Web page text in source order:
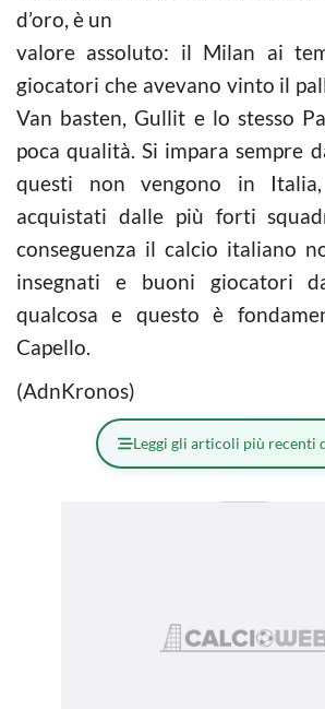
d’oro, è un
valore assoluto: il Milan ai
giocatori che avevano vinto il
Van basten, Gullit e lo stesso
poca qualità. Si impara sempre
questi non vengono in
acquistati dalle più forti
conseguenza il calcio italiano
insegnati e buoni giocatori
qualcosa e questo è
Capello.
(AdnKronos)
Leggi gli articoli più recenti